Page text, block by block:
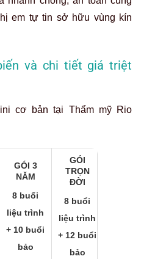
em tự tin sở hữu vùng kín
và chi tiết giá triệt
cơ bản tại Thẩm mỹ Rio
GÓI 3
NĂM
8 buổi
liệu trình
+ 10 buổi
bảo
GÓI
TRỌN
ĐỜI
8 buổi
liệu trình
+ 12 buổi
bảo